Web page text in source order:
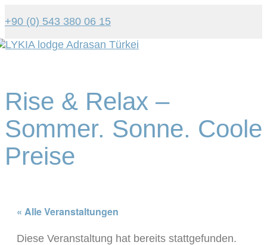
+90 (0) 543 380 06 15
Rise & Relax –
Sommer. Sonne. Coole
Preise
« Alle Veranstaltungen
Diese Veranstaltung hat bereits stattgefunden.